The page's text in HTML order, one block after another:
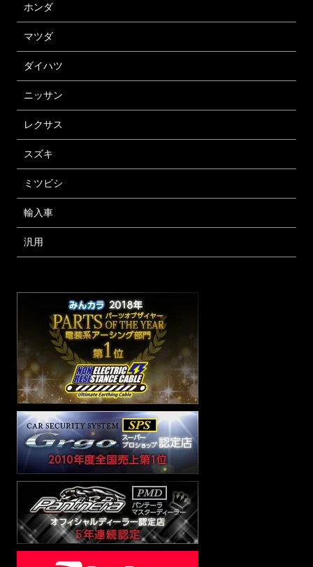
ホンダ
マツダ
ダイハツ
ニッサン
レクサス
スズキ
ミツビシ
輸入車
汎用